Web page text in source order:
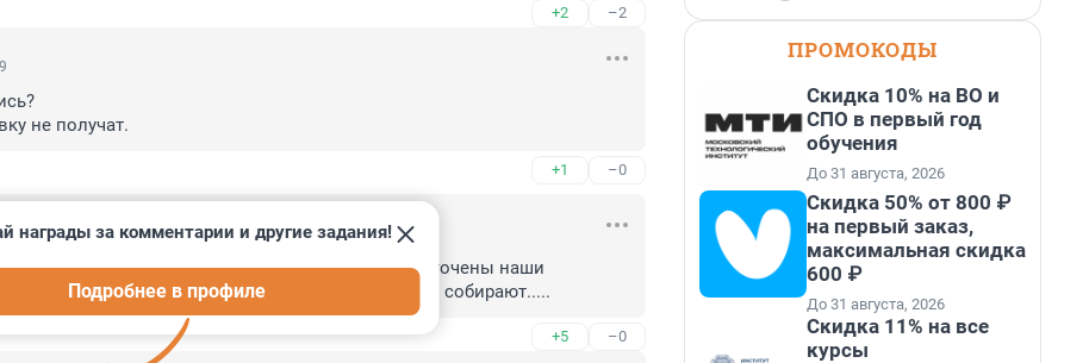
+2 –2
не получат.
+1 –0
сознались, всё равно не получили бы.....ну не заточены наши
на выплаты,тут вам не Европа,тут только взносы собирают.....
+5 –0
награды за комментарии и другие задания!
Подробнее в профиле
ПРОМОКОДЫ
Скидка 10% на ВО и
СПО в первый год
обучения
До 31 августа, 2026
Скидка 50% от 800 ₽
на первый заказ,
максимальная скидка
600 ₽
До 31 августа, 2026
Скидка 11% на все
курсы